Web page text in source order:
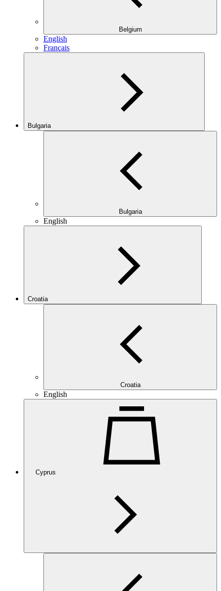
Belgium
English
Français
Bulgaria
Bulgaria
English
Croatia
Croatia
English
Cyprus